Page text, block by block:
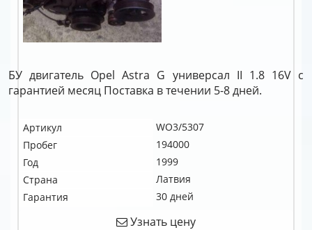
БУ двигатель Opel Astra G универсал II 1.8 16V c
гарантией месяц Поставка в течении 5-8 дней.
Артикул
WO3/5307
Пробег
194000
Год
1999
Страна
Латвия
Гарантия
30 дней
Узнать цену